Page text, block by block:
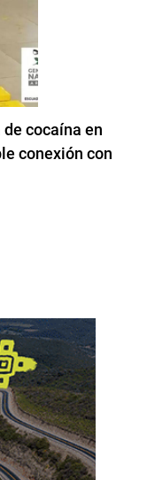
cocaína en
conexión con